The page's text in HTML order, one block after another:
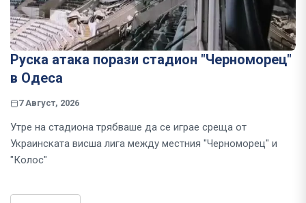
Руска атака порази стадион "Черноморец"
в Одеса
7 Август, 2026
Утре на стадиона трябваше да се играе среща от
Украинската висша лига между местния "Черноморец" и
"Колос"